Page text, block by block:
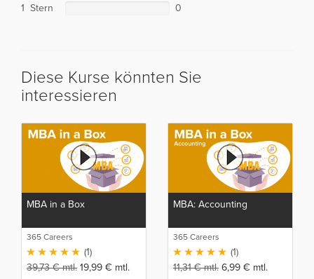
1 Stern
0
Diese Kurse könnten Sie
interessieren
MBA in a Box
365 Careers
(1)
39,73€mtl. 19,99 € mtl.
MBA: Accounting
365 Careers
(1)
11,31€mtl. 6,99 € mtl.